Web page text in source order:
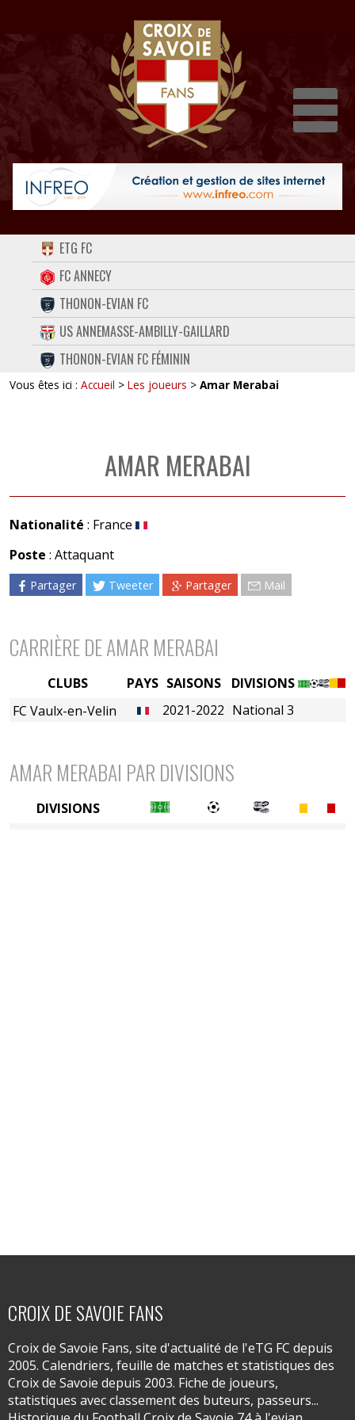
ACCUEIL
FORUM
CONTACT
FACEBOOK
TWITTER
ETG FC
FC ANNECY
THONON-EVIAN FC
US ANNEMASSE-AMBILLY-GAILLARD
THONON-EVIAN FC FÉMININ
Vous êtes ici : Accueil > Les joueurs > Amar Merabai
AMAR MERABAI
Nationalité : France
Poste : Attaquant
Partager Tweeter Partager Mail
CARRIÈRE DE AMAR MERABAI
PAYS SAISONS
DIVISIONS
2021-2022 National 3
CLUBS
FC Vaulx-en-Velin
AMAR MERABAI PAR DIVISIONS
DIVISIONS
CROIX DE SAVOIE FANS
Croix de Savoie Fans, site d'actualité de l'eTG FC depuis
2005. Calendriers, feuille de matches et statistiques des
Croix de Savoie depuis 2003. Fiche de joueurs,
statistiques avec classement des buteurs, passeurs...